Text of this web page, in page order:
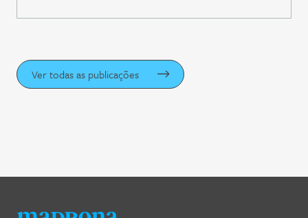
Ver todas as publicações